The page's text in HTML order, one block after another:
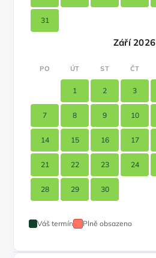
31
Září 2026
PO ÚT ST ČT
1 2 3
7 8 9 10
14 15 16 17
21 22 23 24
28 29 30
Váš termín Plně obsazeno